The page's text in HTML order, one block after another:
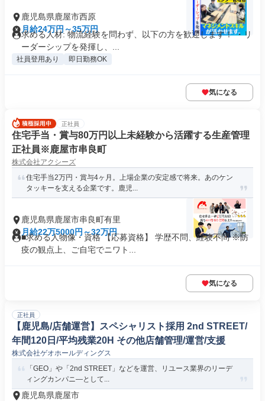
鹿児島県鹿屋市西原
月給24万円～35万円
求める人材: 物流経験を問わず、以下の方を歓迎します！ ・リ
ーダーシップを発揮し、...
社員登用あり 即日勤務OK
気になる
正社員
住宅手当・賞与80万円以上未経験から活躍する生産管理
正社員※鹿屋市串良町
株式会社アクシーズ
住宅手当2万円・賞与4ヶ月。上場企業の安定感で将来。あのケン
タッキーを支える企業です。鹿児...
鹿児島県鹿屋市串良町有里
月給22万5000円～32万円
■求める人物像・資格 【応募資格】 学歴不問、経験不問 ※防
疫の観点上、ご自宅でニワト...
気になる
正社員
【鹿児島/店舗運営】スペシャリスト採用 2nd STREET/
年間120日/平均残業20H その他店舗管理/運営/支援
株式会社ゲオホールディングス
「GEO」や「2nd STREET」などを運営、リユース業界のリーデ
ィングカンパニ―として...
鹿児島県鹿屋市